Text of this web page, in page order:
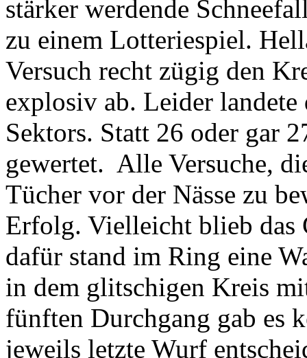
stärker werdende
zu einem Lotteriespiel.
Versuch recht zügig den
explosiv ab. Leider
Sektors. Statt 26 oder gar
gewertet. Alle Versuche,
Tücher vor der Nässe zu
Erfolg. Vielleicht blieb das
dafür stand im Ring eine
in dem glitschigen Kreis
fünften Durchgang gab es
jeweils letzte Wurf